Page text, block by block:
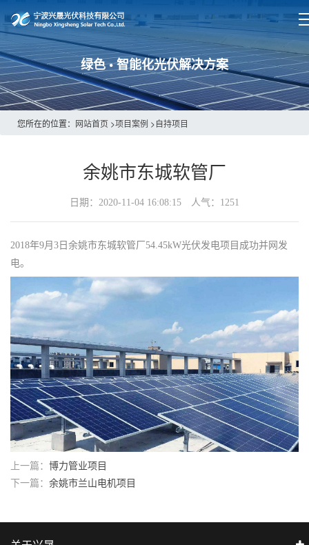
绿色 • 智能化光伏解决方案
您所在的位置： 网站首页 >项目案例 >自持项目
余姚市东城软管厂
日期：2020-11-04 16:08:15 人气： 1251
2018年9月3日余姚市东城软管厂54.45kW光伏发电项目成功并网发
电。
上一篇： 博力管业项目
下一篇： 余姚市兰山电机项目